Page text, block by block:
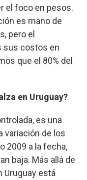
el foco en pesos.
es mano de
pero el
sus costos en
que el 80% del
en Uruguay?
es una
variación de los
2009 a la fecha,
baja. Más allá de
Uruguay está